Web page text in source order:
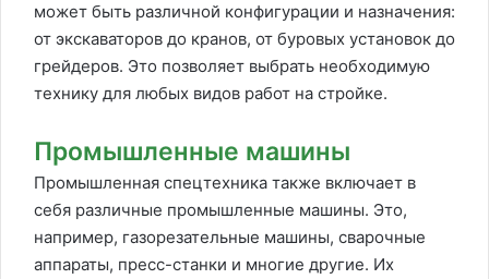
может быть различной конфигурации и назначения:
от экскаваторов до кранов, от буровых установок до
грейдеров. Это позволяет выбрать необходимую
технику для любых видов работ на стройке.
Промышленные машины
Промышленная спецтехника также включает в
себя различные промышленные машины. Это,
например, газорезательные машины, сварочные
аппараты, пресс-станки и многие другие. Их